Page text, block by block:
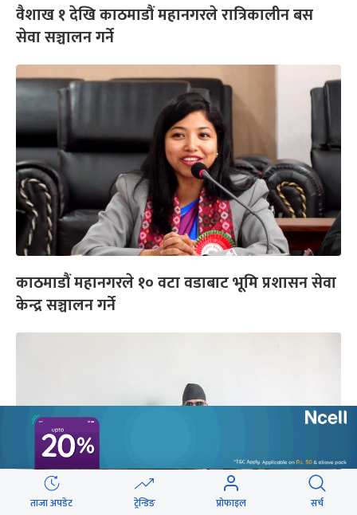
वैशाख १ देखि काठमाडौं महानगरले रात्रिकालीन बस
सेवा सञ्चालन गर्ने
काठमाडौं महानगरले १० वटा वडाबाट भूमि प्रशासन सेवा
केन्द्र सञ्चालन गर्ने
ताजा अपडेट ट्रेन्डिङ प्रोफाइल सर्च